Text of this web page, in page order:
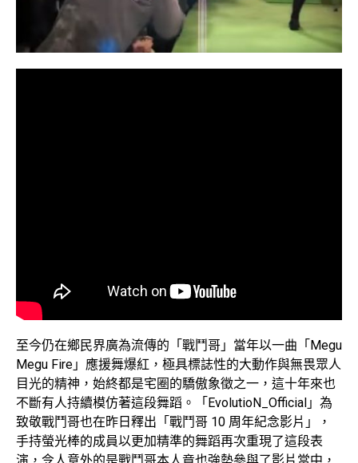
至今仍在鄉民界廣為流傳的「戰鬥哥」當年以一曲「Megu
Megu Fire」應援舞爆紅，極具標誌性的大動作與無畏眾人
目光的精神，始終都是宅圈的驕傲象徵之一，這十年來也
不斷有人持續模仿著這段舞蹈。「EvolutioN_Official」為
致敬戰鬥哥也在昨日釋出「戰鬥哥 10 周年紀念影片」，
手持螢光棒的成員以更加精準的舞蹈再次重現了這段表